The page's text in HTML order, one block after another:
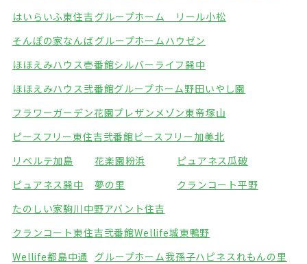
はいらいふ東住吉 グループホーム リール小松
そんぽの家なんばグループホームハウゼン
ほほえみハウス壱番館シルバーライフ巽中
ほほえみハウス弐番館グループホーム野田いやし園
フラワーガーデン花園プレザンメゾン東帝塚山
ピースフリー東住吉弐番館ピースフリー加美北
リベルテ加島
花楽園粉浜
ピュアネス瓜破
ピュアネス巽中
夢の里
クランコート平野
たのしい家駒川中野アバント住吉
クランコート東住吉弐番館Wellife城東鴨野
Wellife都島中通
グループホーム我孫子ハピネスれもんの里